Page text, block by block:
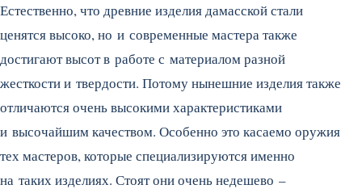
Естественно, что древние изделия дамасской стали
ценятся высоко, но и современные мастера также
достигают высот в работе с материалом разной
жесткости и твердости. Потому нынешние изделия также
отличаются очень высокими характеристиками
и высочайшим качеством. Особенно это касаемо оружия
тех мастеров, которые специализируются именно
на таких изделиях. Стоят они очень недешево –